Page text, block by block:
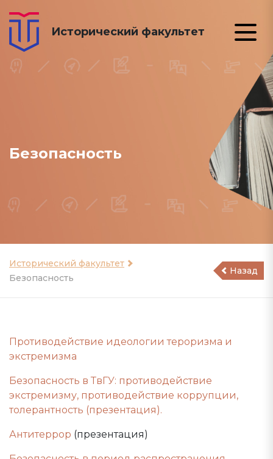
Исторический факультет
Безопасность
Исторический факультет
Безопасность
Назад
Противодействие идеологии тероризма и
экстремизма
Безопасность в ТвГУ: противодействие
экстремизму, противодействие коррупции,
толерантность (презентация).
Антитеррор (презентация)